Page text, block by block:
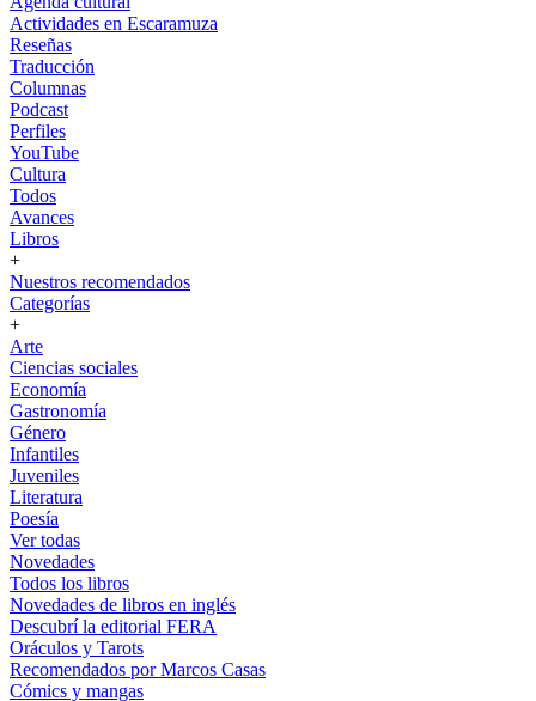
Actividades en Escaramuza
Reseñas
Traducción
Columnas
Podcast
Perfiles
YouTube
Cultura
Todos
Avances
Libros
+
Nuestros recomendados
Categorías
+
Arte
Ciencias sociales
Economía
Gastronomía
Género
Infantiles
Juveniles
Literatura
Poesía
Ver todas
Novedades
Todos los libros
Novedades de libros en inglés
Descubrí la editorial FERA
Oráculos y Tarots
Recomendados por Marcos Casas
Cómics y mangas